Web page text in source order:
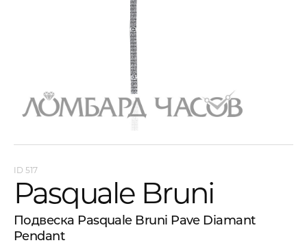
517
Pasquale Bruni
Подвеска Pasquale Bruni Pave Diamant
Pendant